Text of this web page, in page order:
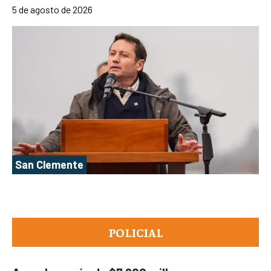
POLICIAL
5 de agosto de 2026
San Clemente